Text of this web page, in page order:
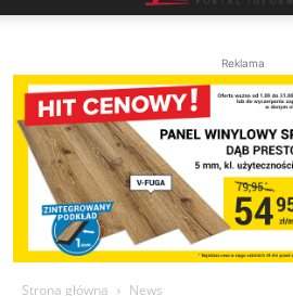
Reklama
Strona główna News